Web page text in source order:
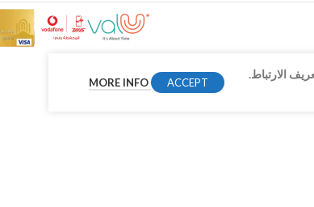
الارتباط.
MORE INFO ACCEPT